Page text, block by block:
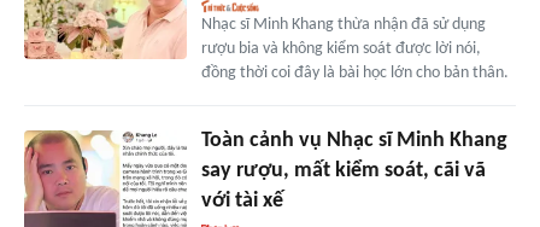
Nhạc sĩ Minh Khang thừa nhận đã sử dụng
rượu bia và không kiểm soát được lời nói,
đồng thời coi đây là bài học lớn cho bản thân.
Toàn cảnh vụ Nhạc sĩ Minh Khang
say rượu, mất kiểm soát, cãi vã
với tài xế